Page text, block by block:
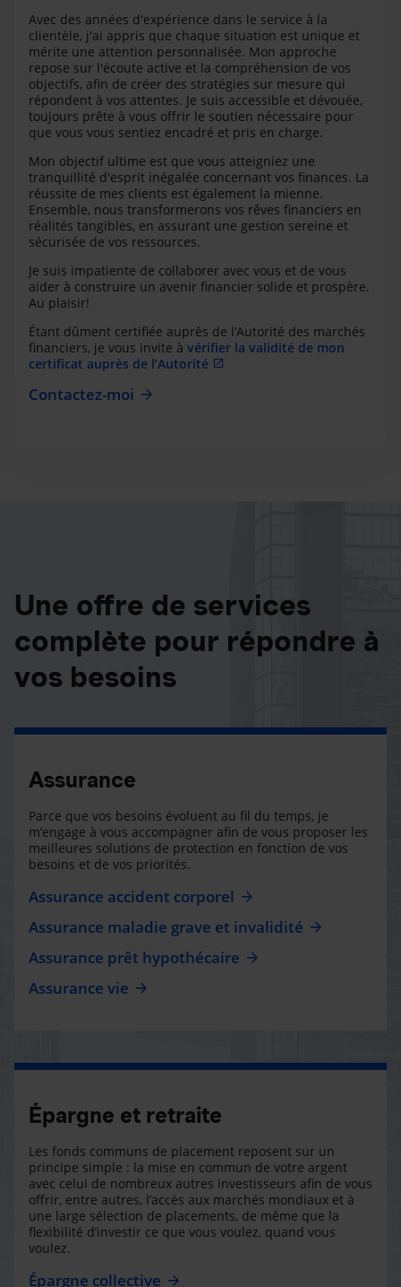
Avec des années d'expérience dans le service à la
clientèle, j'ai appris que chaque situation est unique et
mérite une attention personnalisée. Mon approche
repose sur l'écoute active et la compréhension de vos
objectifs, afin de créer des stratégies sur mesure qui
répondent à vos attentes. Je suis accessible et dévouée,
toujours prête à vous offrir le soutien nécessaire pour
que vous vous sentiez encadré et pris en charge.
Mon objectif ultime est que vous atteigniez une
tranquillité d'esprit inégalée concernant vos finances. La
réussite de mes clients est également la mienne.
Ensemble, nous transformerons vos rêves financiers en
réalités tangibles, en assurant une gestion sereine et
sécurisée de vos ressources.
Je suis impatiente de collaborer avec vous et de vous
aider à construire un avenir financier solide et prospère.
Au plaisir!
Étant dûment certifiée auprès de l’Autorité des marchés
financiers, je vous invite à vérifier la validité de mon
certificat auprès de l’Autorité
Contactez-moi
Une offre de services
complète pour répondre à
vos besoins
Assurance
Parce que vos besoins évoluent au fil du temps, je
m’engage à vous accompagner afin de vous proposer les
meilleures solutions de protection en fonction de vos
besoins et de vos priorités.
Assurance accident corporel
Assurance maladie grave et invalidité
Assurance prêt hypothécaire
Assurance vie
Épargne et retraite
Les fonds communs de placement reposent sur un
principe simple : la mise en commun de votre argent
avec celui de nombreux autres investisseurs afin de vous
offrir, entre autres, l’accès aux marchés mondiaux et à
une large sélection de placements, de même que la
flexibilité d’investir ce que vous voulez, quand vous
voulez.
Épargne collective